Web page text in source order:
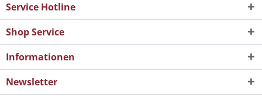
Service Hotline
Shop Service
Informationen
Newsletter